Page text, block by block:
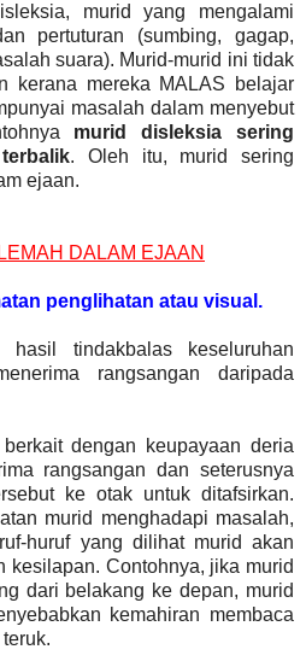
murid yang mengalami
pertuturan (sumbing, gagap,
suara). Murid-murid ini tidak
kerana mereka MALAS belajar
masalah dalam menyebut
murid disleksia sering
. Oleh itu, murid sering
ejaan.
DALAM EJAAN
penglihatan atau visual.
hasil tindakbalas keseluruhan
rangsangan daripada
dengan keupayaan deria
rangsangan dan seterusnya
ke otak untuk ditafsirkan.
murid menghadapi masalah,
huruf yang dilihat murid akan
kesilapan. Contohnya, jika murid
dari belakang ke depan, murid
kemahiran membaca